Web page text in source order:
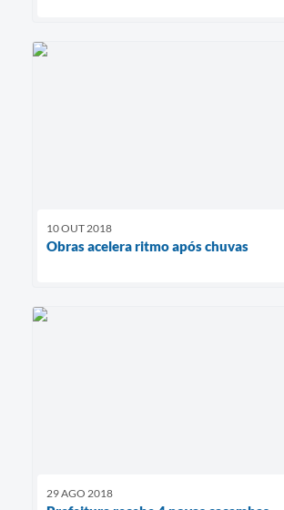
10 OUT 2018
Obras acelera ritmo após chuvas
29 AGO 2018